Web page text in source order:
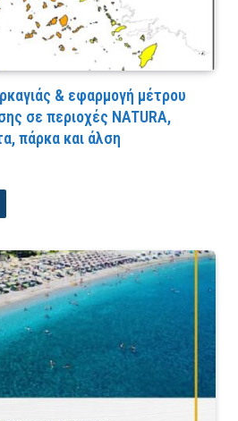
& εφαρμογή μέτρου
σε περιοχές NATURA,
πάρκα και άλση